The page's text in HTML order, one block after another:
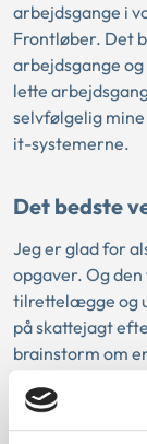
arbejdsgange i
Frontløber. Det
arbejdsgange
lette
selvfølgelig
it-systemerne.
Det bedste
Jeg er glad for
opgaver. Og
tilrettelægge og
på skattejagt
brainstorm om
en kop kaffe og
systemet.